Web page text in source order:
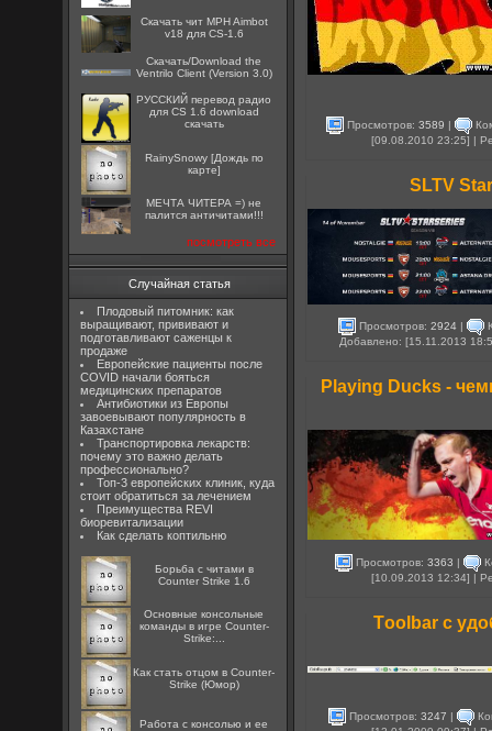
Скачать чит MPH Aimbot
v18 для CS-1.6
Скачать/Download the
Ventrilo Client (Version 3.0)
РУССКИЙ перевод радио
для CS 1.6 download
скачать
RainySnowy [Дождь по
карте]
МЕЧТА ЧИТЕРА =) не
палится античитами!!!
посмотреть все
Случайная статья
Плодовый питомник: как
выращивают, прививают и
подготавливают саженцы к
продаже
Европейские пациенты после
COVID начали бояться
медицинских препаратов
Антибиотики из Европы
завоевывают популярность в
Казахстане
Транспортировка лекарств:
почему это важно делать
профессионально?
Топ-3 европейских клиник, куда
стоит обратиться за лечением
Преимущества REVI
биоревитализации
Как сделать коптильню
Борьба с читами в
Counter Strike 1.6
Основные консольные
команды в игре Counter-
Strike:...
Как стать отцом в Counter-
Strike (Юмор)
Работа с консолью и ее
Просмотров: 3589 |
[09.08.2010 23:25] |
SLTV
Просмотров:2924 |
Добавлено: [15.11.2013
Playing Ducks -
Просмотров: 3363 |
[10.09.2013 12:34] |
Тoolbar с
Просмотров:3247 |